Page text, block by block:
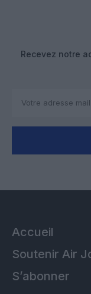
Recevez notre
Accueil
Soutenir Air
S’abonner